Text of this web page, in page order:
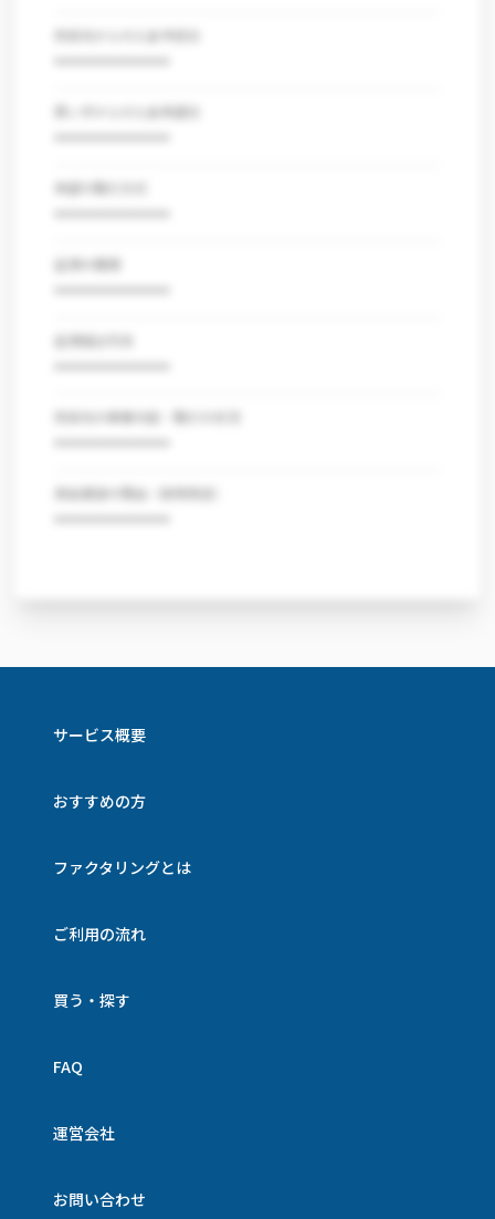
***************
買い手からの入金希望日
***************
希望の取引方式
***************
証憑の種類
***************
証憑提出可否
***************
売掛先の事業内容・取引の状況
***************
資金調達の理由（使用用途）
***************
サービス概要
おすすめの方
ファクタリングとは
ご利用の流れ
買う・探す
FAQ
運営会社
お問い合わせ